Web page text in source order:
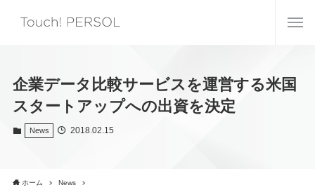
企業データ比較サービスを運営する米国
スタートアップへの出資を決定
News 2018.02.15
ホーム News